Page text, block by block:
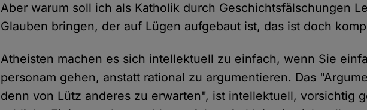
Aber warum soll ich als Katholik durch Geschichtsfälschungen
Glauben bringen, der auf Lügen aufgebaut ist, das ist doch
Atheisten machen es sich intellektuell zu einfach, wenn Sie
personam gehen, anstatt rational zu argumentieren. Das
denn von Lütz anderes zu erwarten", ist intellektuell, vorsichtig